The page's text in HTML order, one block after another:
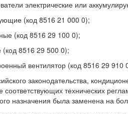
электрические или
(код 8516 21 000 0);
(код 8516 29 100 0);
(код 8516 29 500 0);
вентилятор (код 8516 29 910
законодательства,
технических
назначения была заменена на